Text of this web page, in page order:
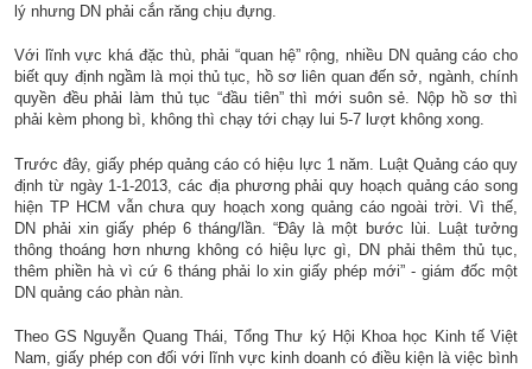
lý nhưng DN phải cắn răng chịu đựng.
Với lĩnh vực khá đặc thù, phải “quan hệ” rộng, nhiều DN quảng cáo cho
biết quy định ngầm là mọi thủ tục, hồ sơ liên quan đến sở, ngành, chính
quyền đều phải làm thủ tục “đầu tiên” thì mới suôn sẻ. Nộp hồ sơ thì
phải kèm phong bì, không thì chạy tới chạy lui 5-7 lượt không xong.
Trước đây, giấy phép quảng cáo có hiệu lực 1 năm. Luật Quảng cáo quy
định từ ngày 1-1-2013, các địa phương phải quy hoạch quảng cáo song
hiện TP HCM vẫn chưa quy hoạch xong quảng cáo ngoài trời. Vì thế,
DN phải xin giấy phép 6 tháng/lần. “Đây là một bước lùi. Luật tưởng
thông thoáng hơn nhưng không có hiệu lực gì, DN phải thêm thủ tục,
thêm phiền hà vì cứ 6 tháng phải lo xin giấy phép mới” - giám đốc một
DN quảng cáo phàn nàn.
Theo GS Nguyễn Quang Thái, Tổng Thư ký Hội Khoa học Kinh tế Việt
Nam, giấy phép con đối với lĩnh vực kinh doanh có điều kiện là việc bình